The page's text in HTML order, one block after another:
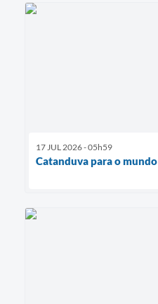
17 JUL 2026 - 05h59
Catanduva para o mundo